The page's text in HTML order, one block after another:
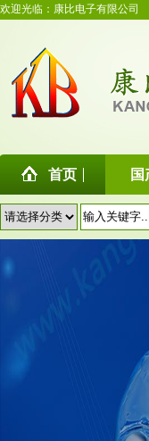
欢迎光临：康比电子有限公司
首页